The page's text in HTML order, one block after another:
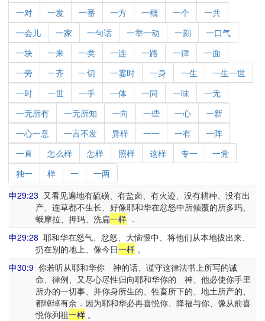
一对
一发 一番 一方 一概 一个
一共
一会儿
一家 一句话 一举一动 一刻
一口气
一块
一来 一类 一连 一路 一律
一面
一旁
一齐 一切 一霎时 一身 一生
一生一世
一时
一世 一手 一体 一同 一味
一无
一无所有
一无所知 一向 一些 一心
一新
一心一意
一言不发 异样 一一 一有
一阵
一直
怎么样 怎样 照样 这样 专一
一党
独一
样 一
一两
申29:23 又看见遍地有硫磺、有盐卤、有火迹、没有耕种、没有出
产、连草都不生长、好像耶和华在忿怒中所倾覆的所多玛、
蛾摩拉、押玛、洗扁一样．
申29:28 耶和华在怒气、忿怒、大恼恨中、将他们从本地拔出来、
扔在别的地上、像今日一样。
申30:9 你若听从耶和华你 神的话、谨守这律法书上所写的诫
命、律例、又尽心尽性归向耶和华你的 神、他必使你手里
所办的一切事、并你身所生的、牲畜所下的、地土所产的、
都绰绰有余．因为耶和华必再喜悦你、降福与你、像从前喜
悦你列祖一样。